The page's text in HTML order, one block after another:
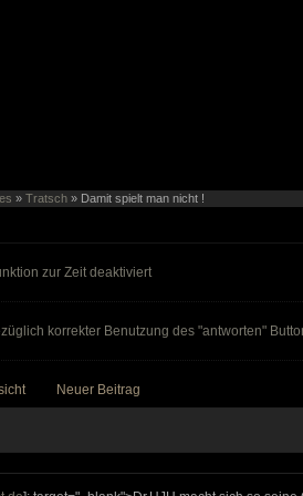
» Tratsch » Damit spielt man nicht !
zur Zeit deaktiviert
korrekter Benutzung des "antworten"
Neuer Beitrag